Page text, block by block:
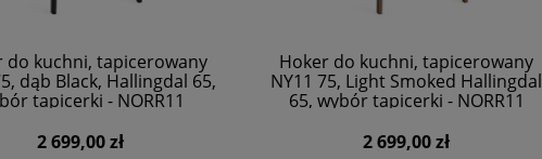
do kuchni, tapicerowany
dąb Black, Hallingdal 65,
tapicerki - NORR11
2 699,00 zł
Hoker do kuchni, tapicerowany
NY11 75, Light Smoked Hallingdal
65, wybór tapicerki - NORR11
2 699,00 zł